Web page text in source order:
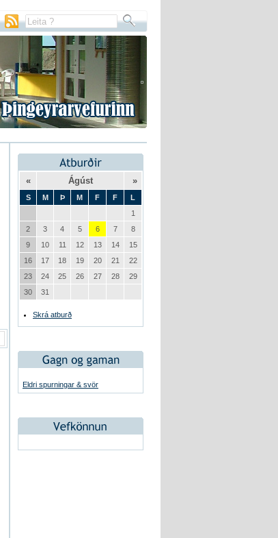
« Ágúst »
S M Þ M F F
L
1
2
3 4 5 6 7
8
9
10 11 12 13 14
15
16
17 18 19 20 21
22
23
24 25 26 27 28
29
30
31
Skrá atburð
Eldri spurningar & svör